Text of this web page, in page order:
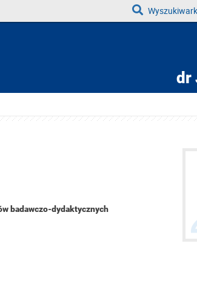
dr
badawczo-dydaktycznych